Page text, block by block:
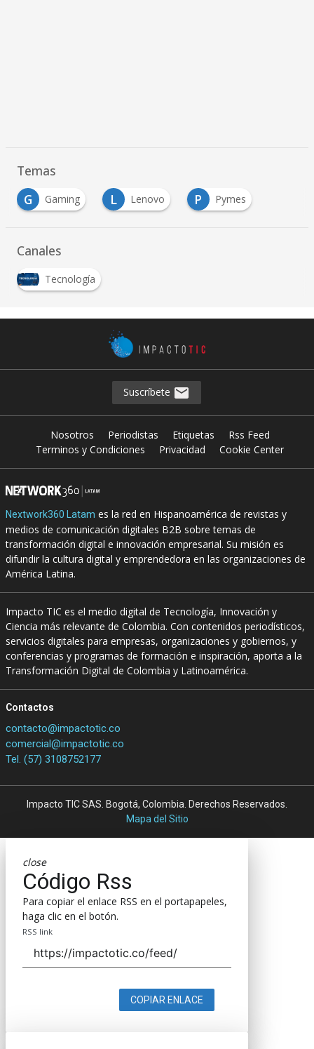
Temas
G
Gaming L Lenovo P Pymes
Canales
Tecnología
Suscríbete
Nosotros Periodistas Etiquetas
Rss Feed
Terminos y Condiciones
Privacidad Cookie Center
Nextwork360 Latam es la red en Hispanoamérica de revistas y
medios de comunicación digitales B2B sobre temas de
transformación digital e innovación empresarial. Su misión es
difundir la cultura digital y emprendedora en las organizaciones de
América Latina.
Impacto TIC es el medio digital de Tecnología, Innovación y
Ciencia más relevante de Colombia. Con contenidos periodísticos,
servicios digitales para empresas, organizaciones y gobiernos, y
conferencias y programas de formación e inspiración, aporta a la
Transformación Digital de Colombia y Latinoamérica.
Contactos
contacto@impactotic.co
comercial@impactotic.co
Tel. (57) 3108752177
Impacto TIC SAS. Bogotá, Colombia. Derechos Reservados.
Mapa del Sitio
close
Código Rss
Para copiar el enlace RSS en el portapapeles,
haga clic en el botón.
RSS link
COPIAR ENLACE